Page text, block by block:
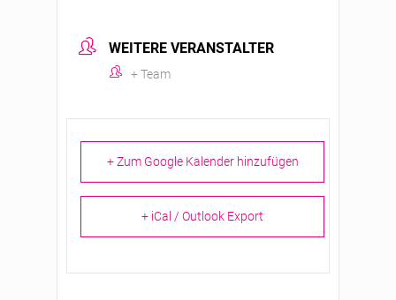
WEITERE VERANSTALTER
+ Team
+ Zum Google Kalender hinzufügen
+ iCal / Outlook Export